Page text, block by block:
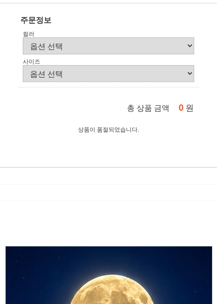
주문정보
컬러
사이즈
총 상품 금액 0 원
상품이 품절되었습니다.